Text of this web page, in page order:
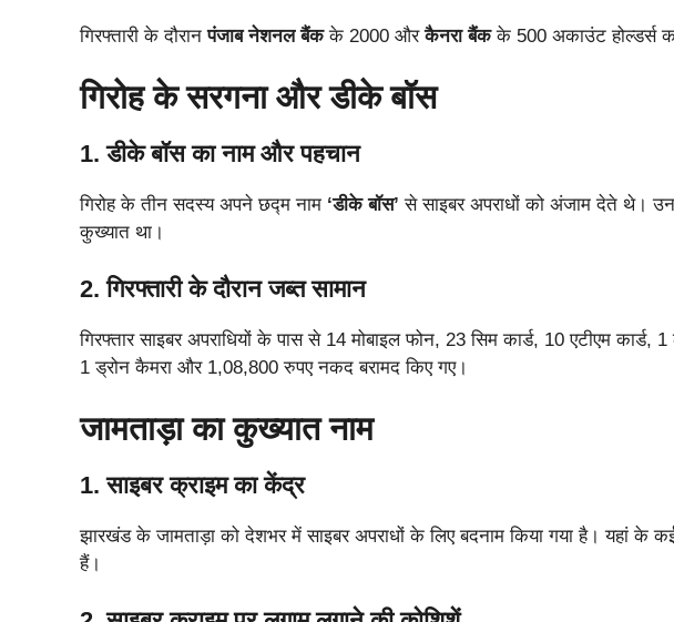
गिरफ्तारी के दौरानपंजाब नेशनल बैंकके 2000 औरकैनरा बैंकके 500 अकाउंट होल्डर्स
गिरोह के सरगना और डीके बॉस
1. डीके बॉस का नाम और पहचान
गिरोह के तीन सदस्य अपने छद्म नाम ‘डीके बॉस’ से साइबर अपराधों को अंजाम देते थे।
कुख्यात था।
2. गिरफ्तारी के दौरान जब्त सामान
गिरफ्तार साइबर अपराधियों के पास से 14 मोबाइल फोन, 23 सिम कार्ड, 10 एटीएम
1 ड्रोन कैमरा और 1,08,800 रुपए नकद बरामद किए गए।
जामताड़ा का कुख्यात नाम
1. साइबर क्राइम का केंद्र
झारखंड के जामताड़ा को देशभर में साइबर अपराधों के लिए बदनाम किया गया है। यहां के
हैं।